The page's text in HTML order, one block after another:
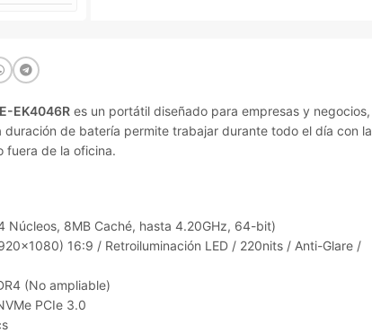
EK4046R es un portátil diseñado para empresas y negocios,
de batería permite trabajar durante todo el día con la
fuera de la oficina.
Núcleos, 8MB Caché, hasta 4.20GHz, 64-bit)
16:9 / Retroiluminación LED / 220nits / Anti-Glare /
(No ampliable)
PCIe 3.0